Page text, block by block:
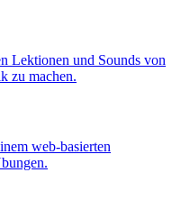
Lektionen und Sounds von
zu machen.
web-basierten